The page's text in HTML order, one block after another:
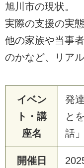
旭川市の現状。
実際の支援の実態
他の家族や当事
のかなど、リア
イベン
ト・講
座名
発
と
話」
開催日